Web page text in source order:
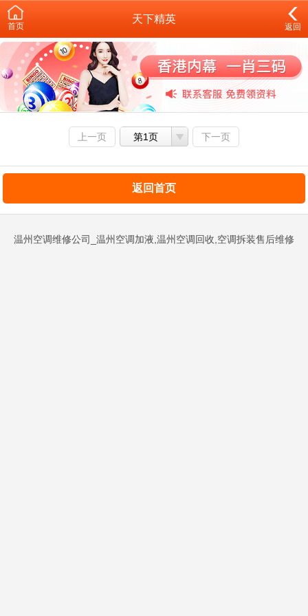
首页
天下精英
返回
上一页 第1页 下一页
返回首页
温州空调维修公司_温州空调加液,温州空调回收,空调拆装售后维修